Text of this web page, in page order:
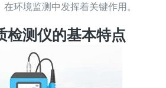
环境监测中发挥着关键作用。
检测仪的基本特点